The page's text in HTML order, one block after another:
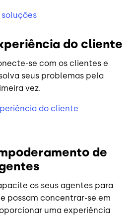
soluções
do cliente
se com os clientes e
seus problemas pela
vez.
do cliente
de
os seus agentes para
possam concentrar-se em
uma experiência